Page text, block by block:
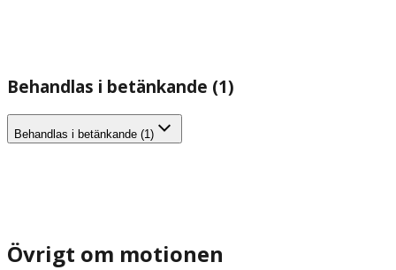
Behandlas i betänkande (1)
Behandlas i betänkande (1)
Övrigt om motionen